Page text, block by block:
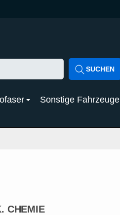
SUCHEN
Sonstige Fahrzeuge
CHEMIE